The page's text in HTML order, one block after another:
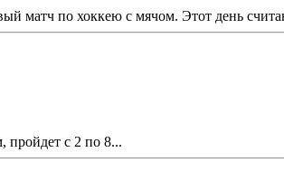
матч по хоккею с мячом. Этот день
пройдет с 2 по 8...